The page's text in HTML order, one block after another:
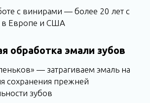
с винирами — более 20 лет с
в Европе и США
обработка эмали зубов
— затрагиваем эмаль на
сохранения прежней
зубов